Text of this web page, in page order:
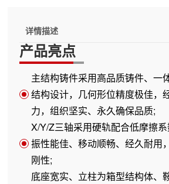
详情描述
产品亮点
主结构铸件采用高品质铸件、一
结构设计，几何形位精度极佳，
力，组织坚实、永久确保品质;
X/Y/Z三轴采用硬轨配合低摩擦
振性能佳、移动顺畅、经久耐用
刚性;
底座宽实、立柱为箱型结构体、